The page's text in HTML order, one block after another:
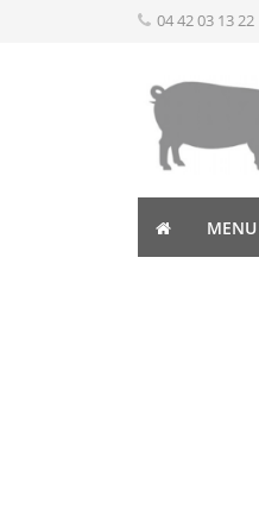
04 42 03 13 22
MENU